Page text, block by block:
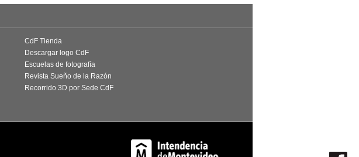
CdF Tienda
Descargar logo CdF
Escuelas de fotografía
Revista Sueño de la Razón
Recorrido 3D por Sede CdF